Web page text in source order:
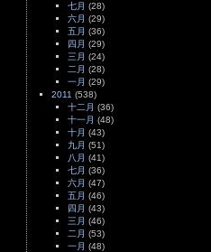
七月 (28)
六月 (29)
五月 (36)
四月 (29)
三月 (24)
二月 (28)
一月 (29)
2011 (538)
十二月 (36)
十一月 (48)
十月 (43)
九月 (51)
八月 (41)
七月 (36)
六月 (47)
五月 (46)
四月 (43)
三月 (46)
二月 (53)
一月 (48)